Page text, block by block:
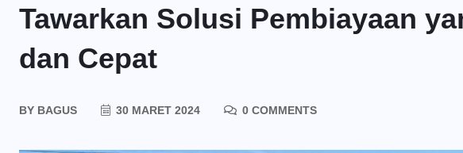
Tawarkan Solusi Pembiayaan
dan Cepat
BY BAGUS 30 MARET 2024 0 COMMENTS